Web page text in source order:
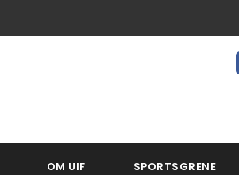
OM UIF SPORTSGRENE